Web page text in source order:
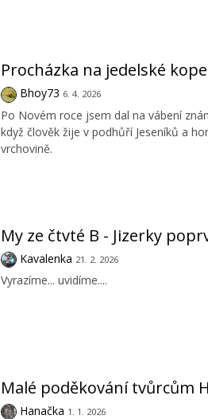
Procházka na jedelské
Bhoy73 6. 4. 2026
Po Novém roce jsem dal na vábení
když člověk žije v podhůří Jeseníků a
vrchovině.
My ze čtvté B - Jizerky
Kavalenka 21. 2. 2026
Vyrazíme... uvidíme....
Malé poděkování tvůrcům
Hanačka 1. 1. 2026